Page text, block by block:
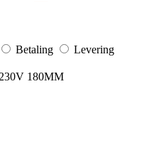
Betaling Levering
180MM